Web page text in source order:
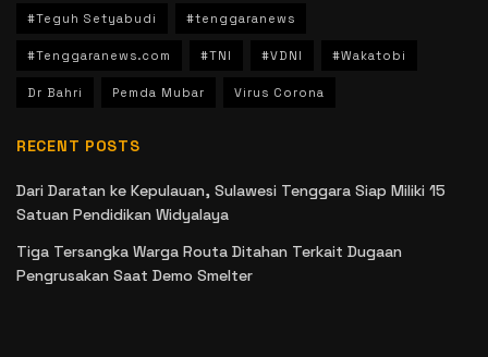
#Teguh Setyabudi #tenggaranews
#Tenggaranews.com #TNI #VDNI #Wakatobi
Dr Bahri Pemda Mubar Virus Corona
RECENT POSTS
Dari Daratan ke Kepulauan, Sulawesi Tenggara Siap Miliki 15
Satuan Pendidikan Widyalaya
Tiga Tersangka Warga Routa Ditahan Terkait Dugaan
Pengrusakan Saat Demo Smelter